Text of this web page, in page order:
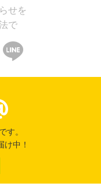
せを
で
す。
け中！